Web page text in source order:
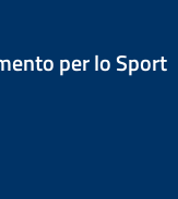
per lo Sport